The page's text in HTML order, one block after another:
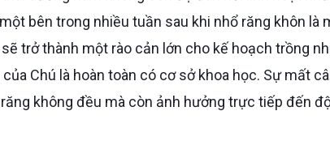
bên trong nhiều tuần sau khi nhổ răng khôn là
trở thành một rào cản lớn cho kế hoạch trồng
Chú là hoàn toàn có cơ sở khoa học. Sự mất
không đều mà còn ảnh hưởng trực tiếp đến